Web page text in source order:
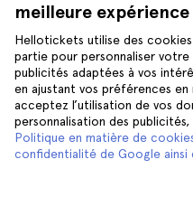
meilleure
Hellotickets utilise des
partie pour personnaliser
publicités adaptées à vos
en ajustant vos préférences
acceptez l’utilisation de vos
personnalisation des
Politique en matière de
confidentialité de Google
Avis
Confidentialité
Conditions générales
Mentions Légales
Cookies
Aide